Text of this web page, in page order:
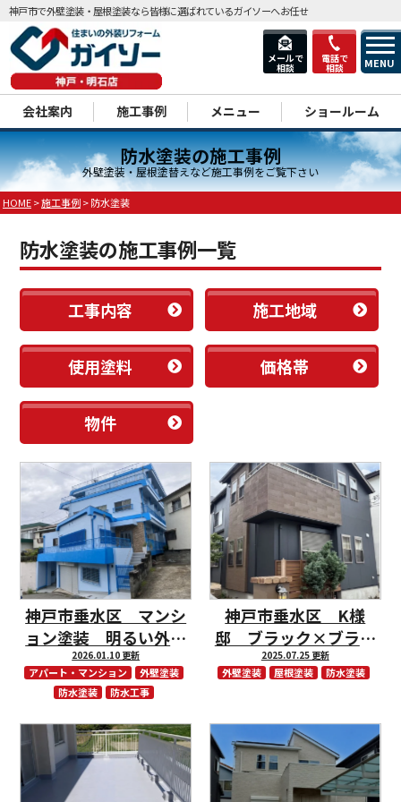
メールで
相談
電話で
相談 MENU
神戸市で外壁塗装・屋根塗装なら皆様に選ばれているガイソーへお任せ
会社案内 施工事例 メニュー ショールーム
防水塗装の施工事例
外壁塗装・屋根塗替えなど施工事例をご覧下さい
HOME>施工事例>防水塗装
防水塗装の施工事例一覧
工事内容 施工地域
使用塗料 価格帯
物件
神戸市垂水区 マンシ
ョン塗装 明るい外観
に生まれ変わりまし
た！
2026.01.10 更新
アパート・マンション
外壁塗装
防水塗装
防水工事
神戸市垂水区 K様
邸 ブラック×ブラウ
ンの外壁塗装でシック
でモダンなお住いに。
2025.07.25 更新
外壁塗装 屋根塗装 防水塗装